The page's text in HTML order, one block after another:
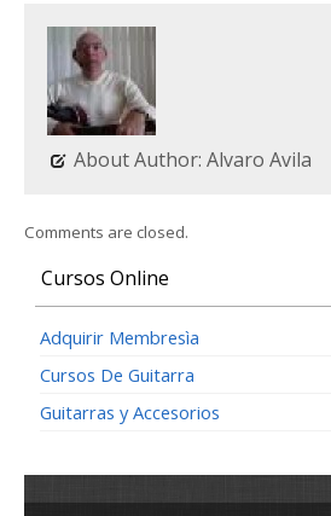
About Author: Alvaro Avila
Comments are closed.
Cursos Online
Adquirir Membresìa
Cursos De Guitarra
Guitarras y Accesorios